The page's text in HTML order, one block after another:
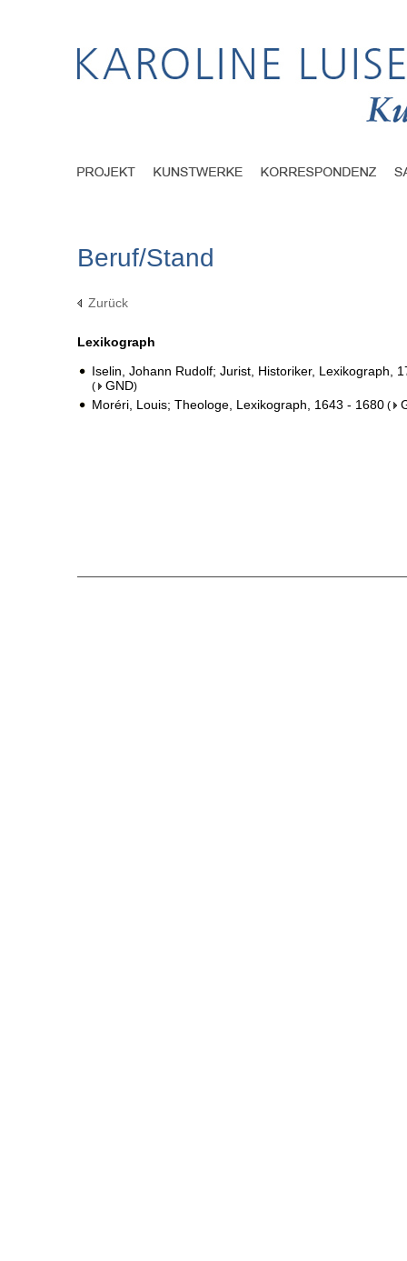
Beruf/Stand
Zurück
Lexikograph
Iselin, Johann Rudolf; Jurist, Historiker, Lexikograph,
( GND)
Moréri, Louis; Theologe, Lexikograph, 1643 - 1680 (